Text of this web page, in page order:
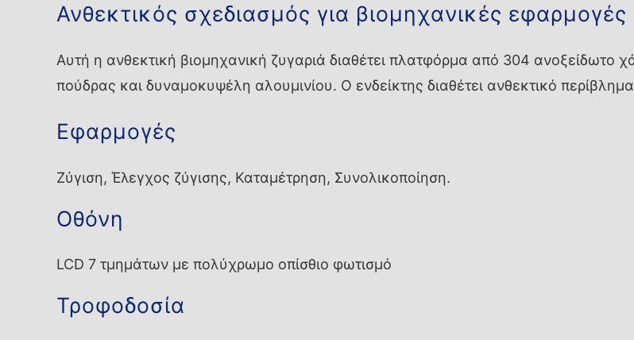
Ανθεκτικός σχεδιασμός για βιομηχανικές εφαρμογές
Αυτή η ανθεκτική βιομηχανική ζυγαριά διαθέτει πλατφόρμα από 304
πούδρας και δυναμοκυψέλη αλουμινίου. Ο ενδείκτης διαθέτει ανθεκτικό
Εφαρμογές
Ζύγιση, Έλεγχος ζύγισης, Καταμέτρηση, Συνολικοποίηση.
Οθόνη
LCD 7 τμημάτων με πολύχρωμο οπίσθιο φωτισμό
Τροφοδοσία